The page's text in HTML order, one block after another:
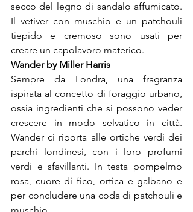
secco del legno di sandalo affumicato.
Il vetiver con muschio e un patchouli
tiepido e cremoso sono usati per
creare un capolavoro materico.
Wander by Miller Harris
Sempre da Londra, una fragranza
ispirata al concetto di foraggio urbano,
ossia ingredienti che si possono veder
crescere in modo selvatico in città.
Wander ci riporta alle ortiche verdi dei
parchi londinesi, con i loro profumi
verdi e sfavillanti. In testa pompelmo
rosa, cuore di fico, ortica e galbano e
per concludere una coda di patchouli e